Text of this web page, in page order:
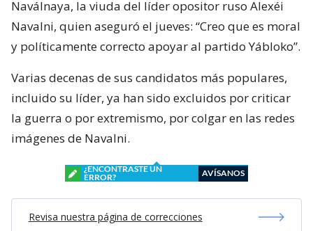
Naválnaya, la viuda del líder opositor ruso Alexéi
Navalni, quien aseguró el jueves: “Creo que es moral
y políticamente correcto apoyar al partido Yábloko”.
Varias decenas de sus candidatos más populares,
incluido su líder, ya han sido excluidos por criticar
la guerra o por extremismo, por colgar en las redes
imágenes de Navalni.
¿ENCONTRASTE UN
ERROR?
AVÍSANOS
Revisa nuestra página de correcciones